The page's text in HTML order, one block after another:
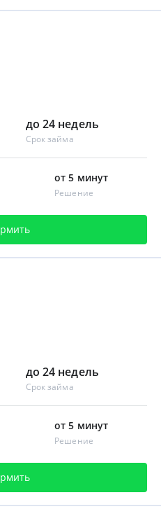
до 24 недель
Срок займа
от 5 минут
Решение
до 24 недель
Срок займа
от 5 минут
Решение